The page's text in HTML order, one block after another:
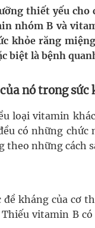
dành nguồn lực cho
bệnh bảo hiểm
âm thầm
từ trải nghiệm thực tế
thiết yếu
nhóm B và
khỏe răng
biệt là bệnh
nó trong sức
loại vitamin
có những
theo những cách
kháng của cơ
vitamin B